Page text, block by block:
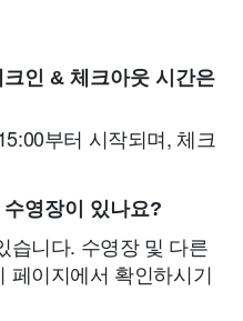
인 & 체크아웃 시간은
부터 시작되며, 체크
영장이 있나요?
습니다. 수영장 및 다른
페이지에서 확인하시기